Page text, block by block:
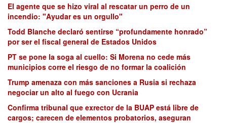
El agente que se hizo viral al rescatar un perro de un
incendio: "Ayudar es un orgullo"
Todd Blanche declaró sentirse “profundamente honrado”
por ser el fiscal general de Estados Unidos
PT se pone la soga al cuello: Si Morena no cede más
municipios corre el riesgo de no formar la coalición
Trump amenaza con más sanciones a Rusia si rechaza
negociar un alto al fuego con Ucrania
Confirma tribunal que exrector de la BUAP está libre de
cargos; carecen de elementos probatorios, aseguran